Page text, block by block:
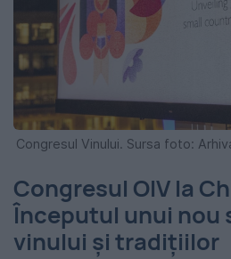
Congresul Vinului. Sursa foto:
Congresul OIV la
Începutul unui nou
vinului și tradițiilor